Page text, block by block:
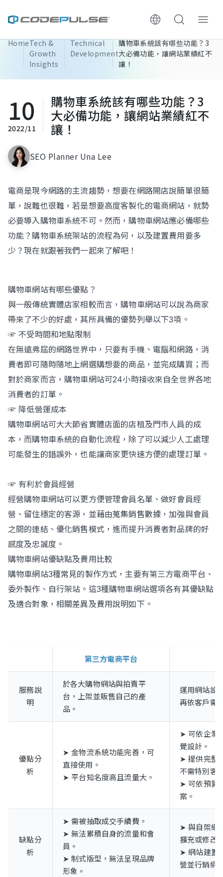
ChooWe AI仿生客服
Services & Pricing
Website Construction Process
Portfolio
Case Studies: Strategic Insights
HomeTech &
Growth
Insights
Technical
Development
購物車系統該有哪些功能？3
大必備功能，讓網站業績紅不
讓！
10
2022/11
購物車系統該有哪些功能？3
大必備功能，讓網站業績紅不
讓！
SEO Planner Una Lee
電商是現今網路的主流趨勢，想要在網路開店說簡單很簡
單，說難也很難，若是想要高度客製化的電商網站，就勢
必要導入購物車系統不可。然而，購物車網站應必備哪些
功能？購物車系統架站的流程為何，以及建置費用要多
少？現在就跟著我們一起來了解吧！
購物車網站有哪些優點？
與一般傳統實體店家相較而言，購物車網站可以說為商家
帶來了不少的好處，其所具備的優勢列舉以下3項。
☞ 不受時間和地點限制
在無遠弗屆的網路世界中，只要有手機、電腦和網路，消
費者即可隨時隨地上網選購想要的商品，並完成購買；而
對於商家而言，購物車網站可24小時接收來自全世界各地
消費者的訂單。
☞ 降低營運成本
購物車網站可大大節省實體店面的店租及門市人員的成
本，而購物車系統的自動化流程，除了可以減少人工處理
可能發生的錯誤外，也能讓商家更快速方便的處理訂單。
☞ 有利於會員經營
經營購物車網站可以更方便管理會員名單、做好會員經
營、留住穩定的客源，並藉由蒐集銷售數據，加強與會員
之間的連結、優化銷售模式，進而提升消費者對品牌的好
感度及忠誠度。
購物車網站優缺點及費用比較
購物車網站3種常見的製作方式，主要有第三方電商平台、
委外製作、自行架站。這3種購物車網站選項各有其優缺點
及適合對象，相關差異及費用說明如下。
第三方電商平台
服務說
明
於各大購物網站與拍賣平
台，上架並販售自己的產
品。
運用網站設
再依客戶需
優點分
析
➤ 金物流系統功能完善，可
直接使用。
➤ 平台知名度高且流量大。
➤ 可依企業
覺設計。
➤ 提供完整
不需特別客
➤ 可依預算
案。
缺點分
析
➤ 需被抽取成交手續費。
➤ 無法累積自身的流量和會
員。
➤ 制式版型，無法呈現品牌
形象。
➤ 與自架網
擴充或修改
➤ 網站建置
營並行銷網